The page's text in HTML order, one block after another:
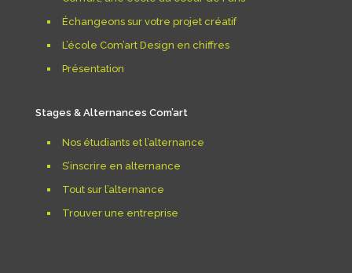
Échangeons sur votre projet créatif
L’école Com’art Design en chiffres
Présentation
Stages & Alternances Com’art
Nos étudiants et l’alternance
S’inscrire en alternance
Tout sur l’alternance
Trouver une entreprise